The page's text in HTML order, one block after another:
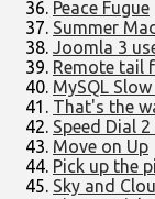
Peace Fugue
Summer
Joomla 3
Remote tail
MySQL
That's the
Speed Dial
Move on Up
Pick up the
Sky and